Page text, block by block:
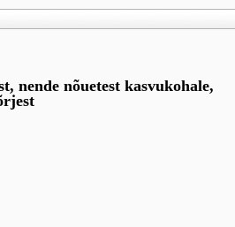
nende nõuetest kasvukohale,